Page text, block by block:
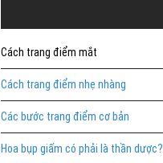
Cách trang điểm mắt
Cách trang điểm nhẹ nhàng
Các bước trang điểm cơ bản
Hoa bụp giấm có phải là thần dược?